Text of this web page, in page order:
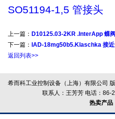
SO51194-1,5 管接头
上一篇： D10125.03-2KR .InterApp 蝶
下一篇： IAD-18mg50b5.Klaschka 接
返回列表>>
希而科工业控制设备（上海）有限公司
联系人：王芳芳 电话：
热卖产品